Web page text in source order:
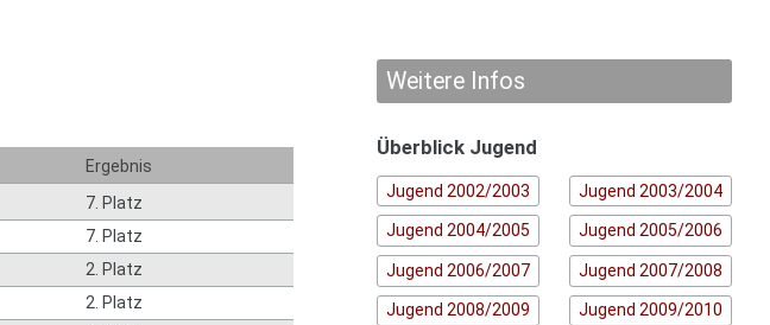
Ergebnis
7. Platz
7. Platz
2. Platz
2. Platz
Weitere Infos
Überblick Jugend
Jugend 2002/2003 Jugend 2003/2004
Jugend 2004/2005 Jugend 2005/2006
Jugend 2006/2007 Jugend 2007/2008
Jugend 2008/2009 Jugend 2009/2010